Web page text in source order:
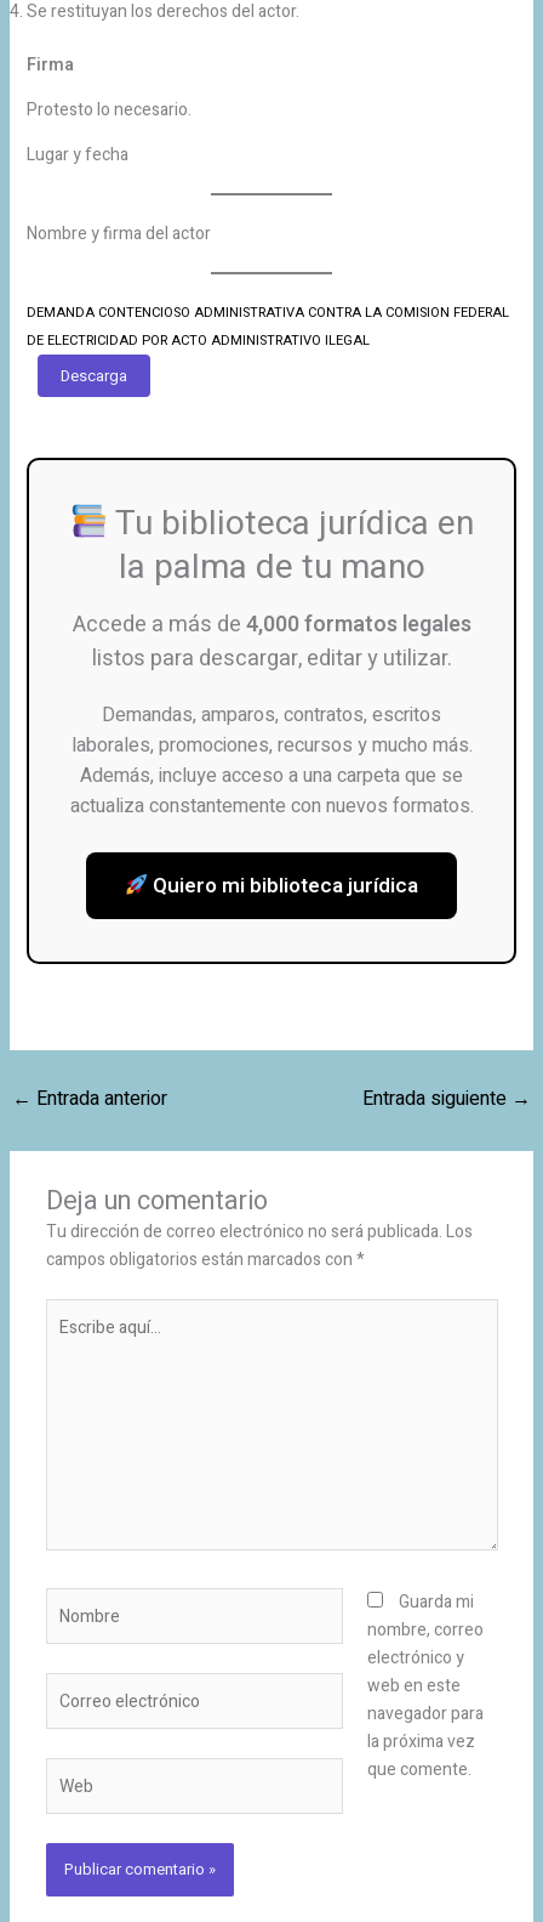
Se restituyan los derechos del actor.
Firma
Protesto lo necesario.
Lugar y fecha
Nombre y firma del actor
DEMANDA CONTENCIOSO ADMINISTRATIVA CONTRA LA COMISION FEDERAL
DE ELECTRICIDAD POR ACTO ADMINISTRATIVO ILEGAL
Descarga
Tu biblioteca jurídica en
la palma de tu mano
Accede a más de4,000 formatos legales
listos para descargar, editar y utilizar.
Demandas, amparos, contratos, escritos
laborales, promociones, recursos y mucho más.
Además, incluye acceso a una carpeta que se
actualiza constantemente con nuevos formatos.
Quiero mi biblioteca jurídica
← Entrada anterior Entrada siguiente →
Deja un comentario
Tu dirección de correo electrónico no será publicada.Los
campos obligatorios están marcados con*
aquí...
electrónico
Guarda mi
nombre, correo
electrónico y
web en este
navegador para
la próxima vez
que comente.